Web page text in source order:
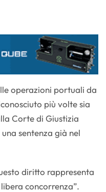
operazioni portuali da
più volte sia
Corte di Giustizia
sentenza già nel
diritto rappresenta
concorrenza”.